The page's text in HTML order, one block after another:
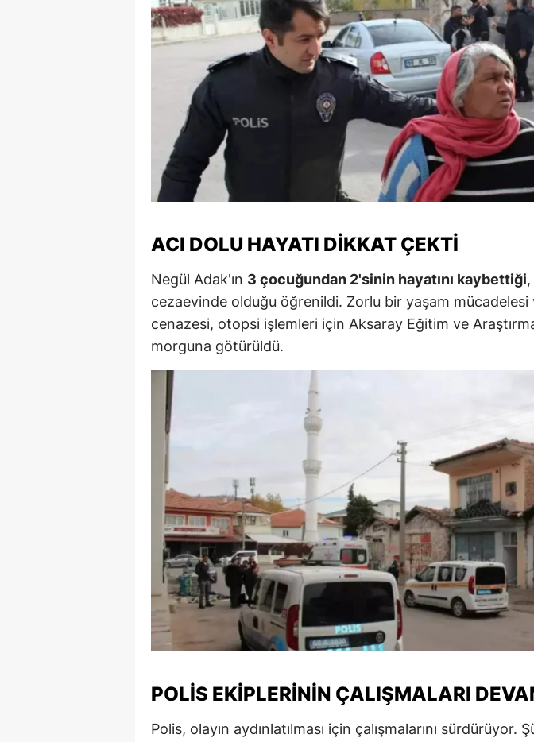
Niğde
Ordu
Rize
Sakarya
Siirt
Sinop
Sivas
Tokat
Trabzon
Tunceli
Yozgat
Zonguldak
Aksaray
Bayburt
Karaman
Batman
Şırnak
ACI DOLU HAYATI DIKKAT ÇEKTI
Negül Adak'ın 3 çocuğundan 2'sinin hayatını kaybettiği
cezaevinde olduğu öğrenildi. Zorlu bir yaşam mücadelesi
cenazesi, otopsi işlemleri için Aksaray Eğitim ve
morguna götürüldü.
POLIS EKIPLERININ ÇALIŞMALARI
Polis, olayın aydınlatılması için çalışmalarını sürdürüyor.